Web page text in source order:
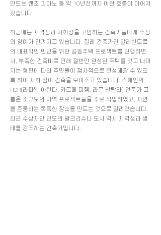
만드는 렌조 피아노 등 약 10년전까지 이런 흐름이 이어져
왔습니다.
최근에는 지역성과 사회성을 고민하는 건축가들에게 수상
의 영예가 안겨지고 있습니다. 칠레 건축가인 알레한드로
의 대표작인 빈민을 위한 공동주택 프로젝트를 진행하면
서, 부족한 건축비로 인해 절반만 완성된 주택을 짓고 나머
지는 형편에 따라 주민들이 점차적으로 완성해갈 수 있도
록 하여 사회 참여 건축을 보여주고 있습니다. 스페인의
RCR(라파엘 아란다, 카르메 피헴, 라몬 발랄타) 건축가 그
룹은 소규모의 지역 프로젝트들을 주로 작업하였고, 자연
을 존중하는 독특한 장소를 만드는 것으로 알려졌습니다.
최근 수상자인 인도의 발크리슈나 도시 역시 지역성과 생
태를 강조하는 건축가입니다.